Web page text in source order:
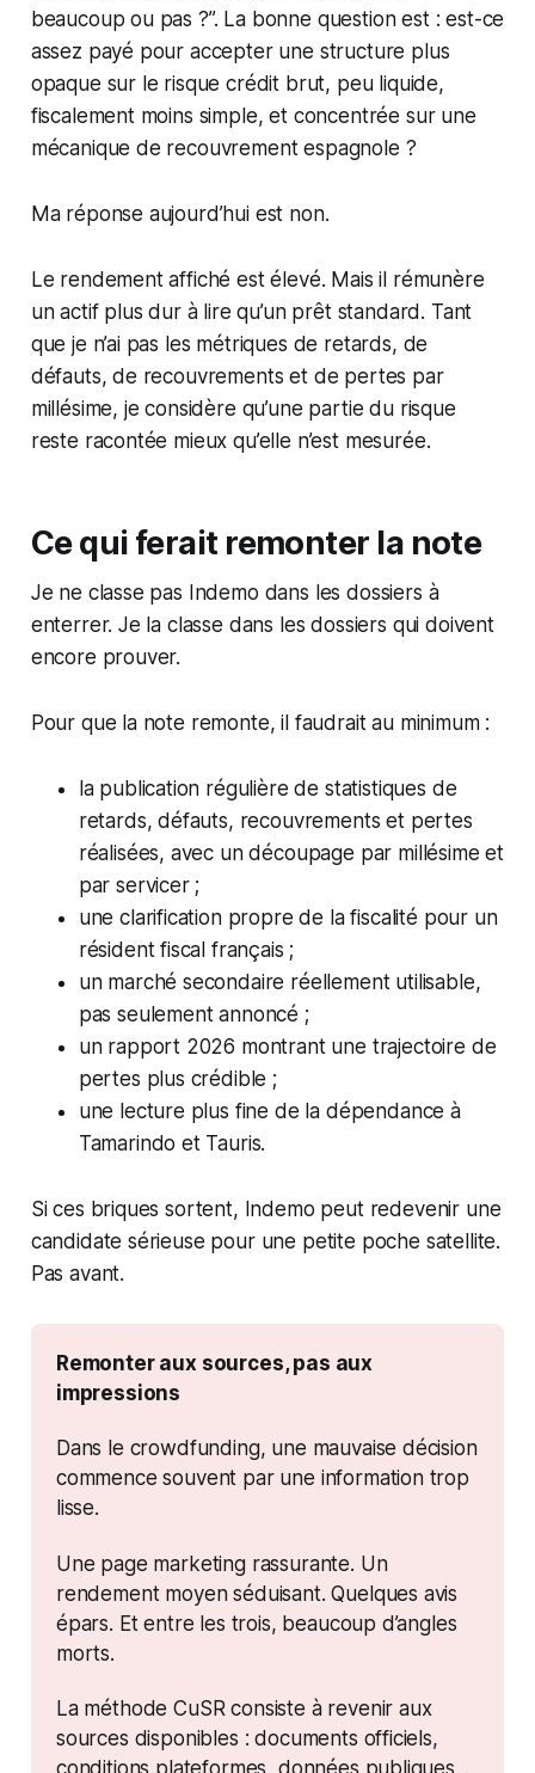
beaucoup ou pas ?”. La bonne question est : est-ce
assez payé pour accepter une structure plus
opaque sur le risque crédit brut, peu liquide,
fiscalement moins simple, et concentrée sur une
mécanique de recouvrement espagnole ?
Ma réponse aujourd’hui est non.
Le rendement affiché est élevé. Mais il rémunère
un actif plus dur à lire qu’un prêt standard. Tant
que je n’ai pas les métriques de retards, de
défauts, de recouvrements et de pertes par
millésime, je considère qu’une partie du risque
reste racontée mieux qu’elle n’est mesurée.
Ce qui ferait remonter la note
Je ne classe pas Indemo dans les dossiers à
enterrer. Je la classe dans les dossiers qui doivent
encore prouver.
Pour que la note remonte, il faudrait au minimum :
la publication régulière de statistiques de
retards, défauts, recouvrements et pertes
réalisées, avec un découpage par millésime et
par servicer ;
une clarification propre de la fiscalité pour un
résident fiscal français ;
un marché secondaire réellement utilisable,
pas seulement annoncé ;
un rapport 2026 montrant une trajectoire de
pertes plus crédible ;
une lecture plus fine de la dépendance à
Tamarindo et Tauris.
Si ces briques sortent, Indemo peut redevenir une
candidate sérieuse pour une petite poche satellite.
Pas avant.
Remonter aux sources, pas aux
impressions
Dans le crowdfunding, une mauvaise décision
commence souvent par une information trop
lisse.
Une page marketing rassurante. Un
rendement moyen séduisant. Quelques avis
épars. Et entre les trois, beaucoup d’angles
morts.
La méthode CuSR consiste à revenir aux
sources disponibles : documents officiels,
conditions plateformes, données publiques,